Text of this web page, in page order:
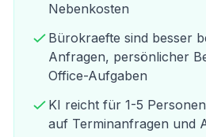
Nebenkosten
Bürokraefte sind besser
Anfragen, persönlicher
Office-Aufgaben
KI reicht für 1-5
auf Terminanfragen und